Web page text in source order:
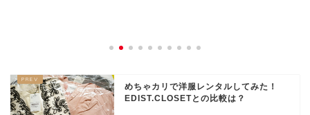
めちゃカリで洋服レンタルしてみた！
EDIST.CLOSETとの比較は？